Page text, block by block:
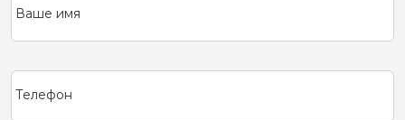
Ваше имя
Телефон